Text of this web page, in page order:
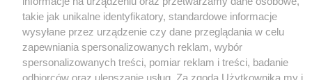
takie jak unikalne identyfikatory, standardowe informacje
wysyłane przez urządzenie czy dane przeglądania w celu
zapewniania spersonalizowanych reklam, wybór
spersonalizowanych treści, pomiar reklam i treści, badanie
odbiorców oraz ulepszanie usług. Za zgodą Użytkownika my i